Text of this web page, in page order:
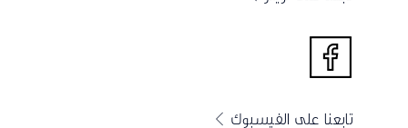
تابعنا على الفيسبوك